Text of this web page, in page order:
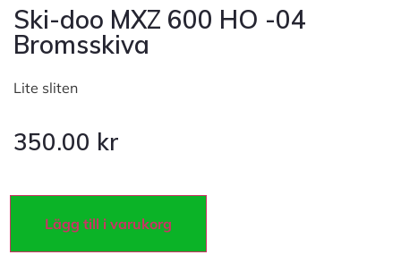
Ski-doo MXZ 600 HO -04
Bromsskiva
Lite sliten
350.00 kr
Lägg till i varukorg